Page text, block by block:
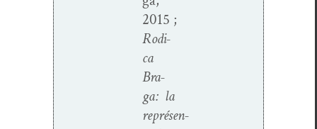
2015 ;
Rod­i­
ca
Bra­
ga: la
représen­